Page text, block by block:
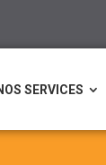
SERVICES